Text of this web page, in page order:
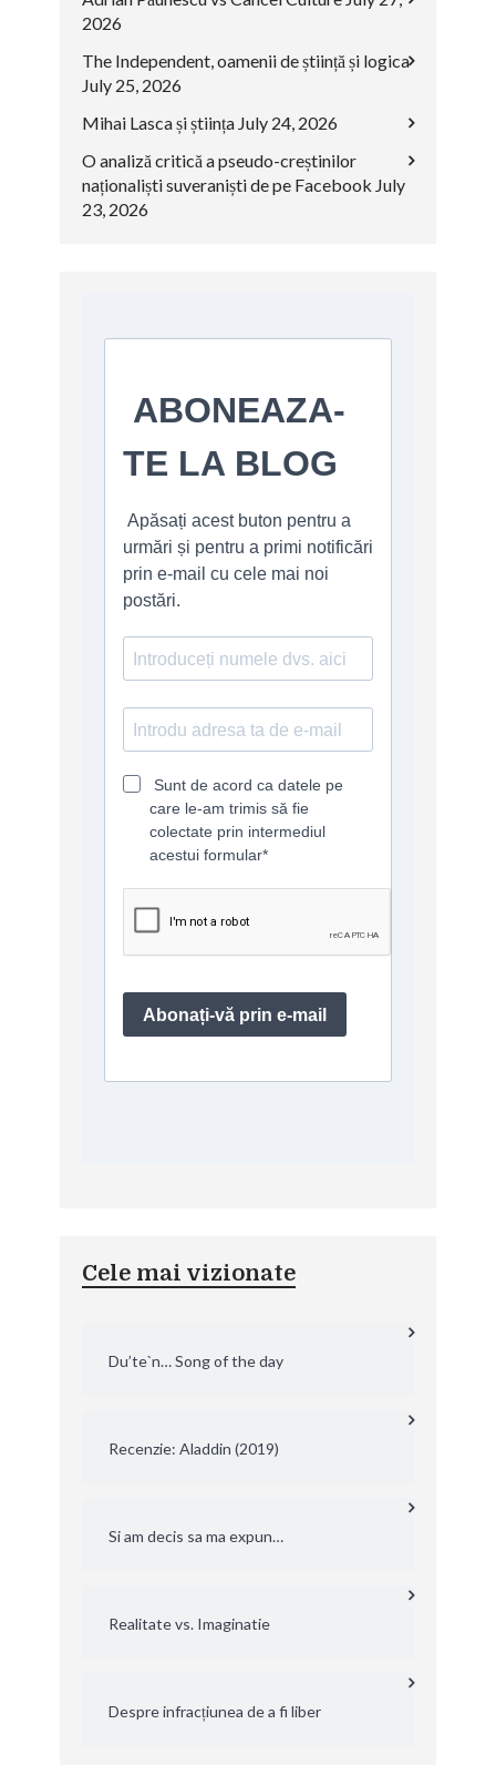
2026
The Independent, oamenii de știință și logica
July 25, 2026
Mihai Lasca și știința July 24, 2026
O analiză critică a pseudo-creștinilor
naționaliști suveraniști de pe Facebook July
23, 2026
Cele mai vizionate
Du’te`n… Song of the day
Recenzie: Aladdin (2019)
Si am decis sa ma expun…
Realitate vs. Imaginatie
Despre infracțiunea de a fi liber